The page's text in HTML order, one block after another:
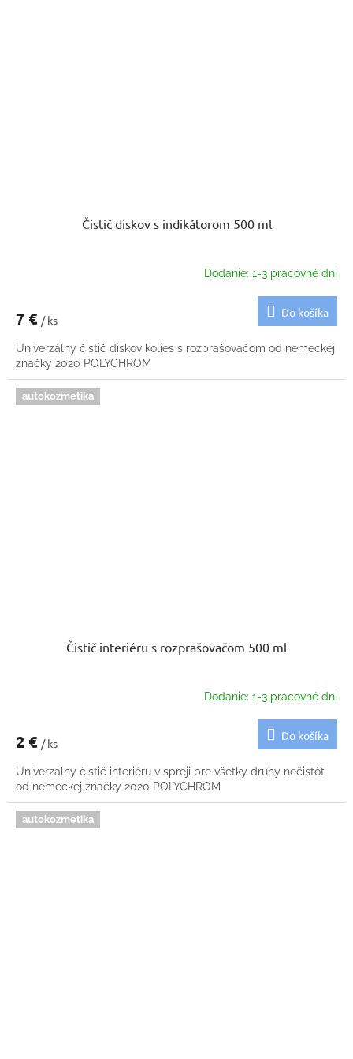
Čistič diskov s indikátorom 500 ml
Dodanie: 1-3 pracovné dni
7 € / ks
Do košíka
Univerzálny čistič diskov kolies s rozprašovačom od nemeckej
značky 2020 POLYCHROM
autokozmetika
Čistič interiéru s rozprašovačom 500 ml
Dodanie: 1-3 pracovné dni
2 € / ks
Do košíka
Univerzálny čistič interiéru v spreji pre všetky druhy nečistôt
od nemeckej značky 2020 POLYCHROM
autokozmetika